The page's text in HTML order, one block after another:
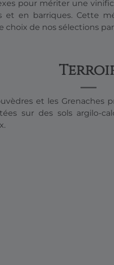
pour mériter une
et en barriques. Cette
choix de nos sélections
et les Grenaches
sur des sols argilo-